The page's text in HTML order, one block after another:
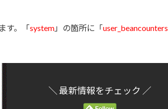
す。「system 」の箇所に「user_beancounters
＼ 最新情報をチェック ／